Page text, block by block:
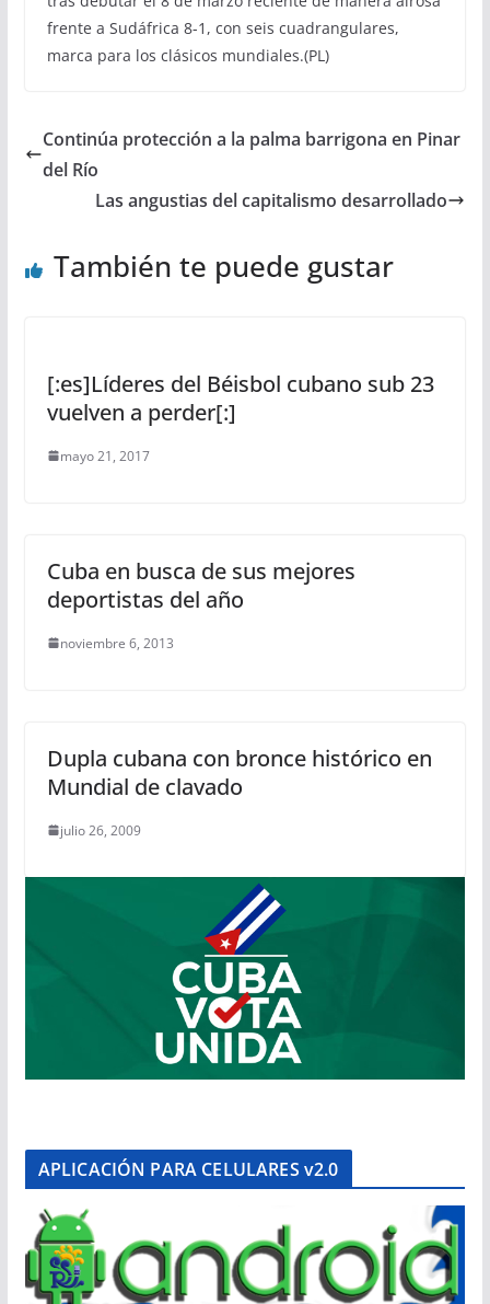
frente a Sudáfrica 8-1, con seis cuadrangulares,
marca para los clásicos mundiales.(PL)
Continúa protección a la palma barrigona en Pinar
del Río
Las angustias del capitalismo desarrollado
También te puede gustar
[:es]Líderes del Béisbol cubano sub 23
vuelven a perder[:]
mayo 21, 2017
Cuba en busca de sus mejores
deportistas del año
noviembre 6, 2013
Dupla cubana con bronce histórico en
Mundial de clavado
julio 26, 2009
APLICACIÓN PARA CELULARES v2.0